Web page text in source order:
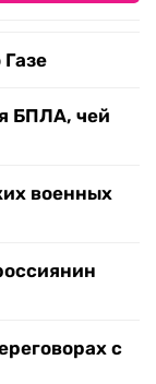
БПЛА, чей
военных
с